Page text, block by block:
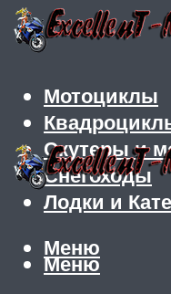
Мотоциклы
Скутеры и
Снегоходы
Лодки и
Меню
Меню